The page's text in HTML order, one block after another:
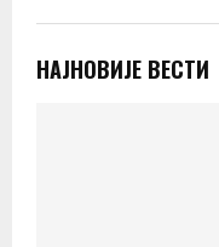
НАЈНОВИЈЕ ВЕСТИ